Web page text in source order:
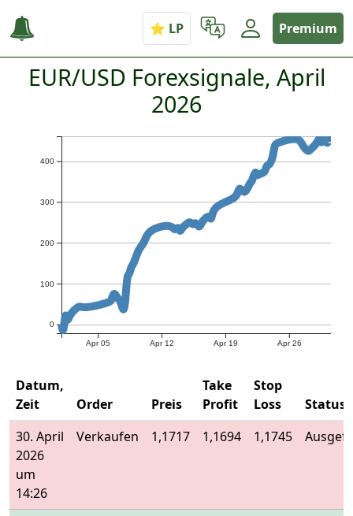
Premium
EUR/USD Forexsignale, April
2026
Apr 05 Apr 12 Apr 19 Apr 26
0
100
200
300
400
Datum,
Zeit
Order Preis
Take
Profit
Stop
Loss
Status
30. April
2026
um
14:26
Verkaufen 1,1717 1,1694 1,1745